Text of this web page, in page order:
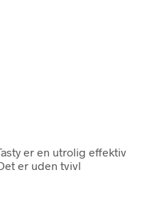
er en utrolig effektiv
er uden tvivl